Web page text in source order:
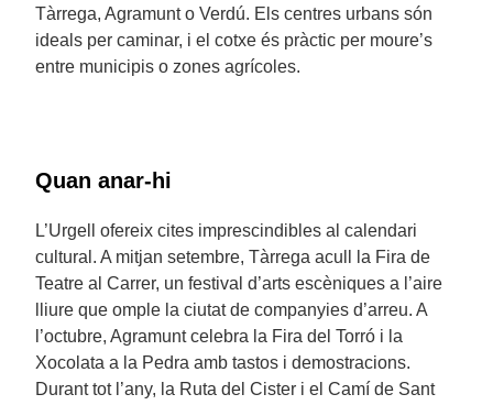
Tàrrega, Agramunt o Verdú. Els centres urbans són
ideals per caminar, i el cotxe és pràctic per moure’s
entre municipis o zones agrícoles.
Quan anar-hi
L’Urgell ofereix cites imprescindibles al calendari
cultural. A mitjan setembre, Tàrrega acull la Fira de
Teatre al Carrer, un festival d’arts escèniques a l’aire
lliure que omple la ciutat de companyies d’arreu. A
l’octubre, Agramunt celebra la Fira del Torró i la
Xocolata a la Pedra amb tastos i demostracions.
Durant tot l’any, la Ruta del Cister i el Camí de Sant